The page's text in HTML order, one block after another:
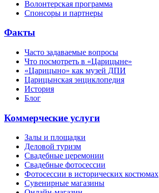
Волонтерская программа
Спонсоры и партнеры
Факты
Часто задаваемые вопросы
Что посмотреть в «Царицыне»
«Царицыно» как музей ДПИ
Царицынская энциклопедия
История
Блог
Коммерческие услуги
Залы и площадки
Деловой туризм
Свадебные церемонии
Свадебные фотосессии
Фотосессии в исторических костюмах
Сувенирные магазины